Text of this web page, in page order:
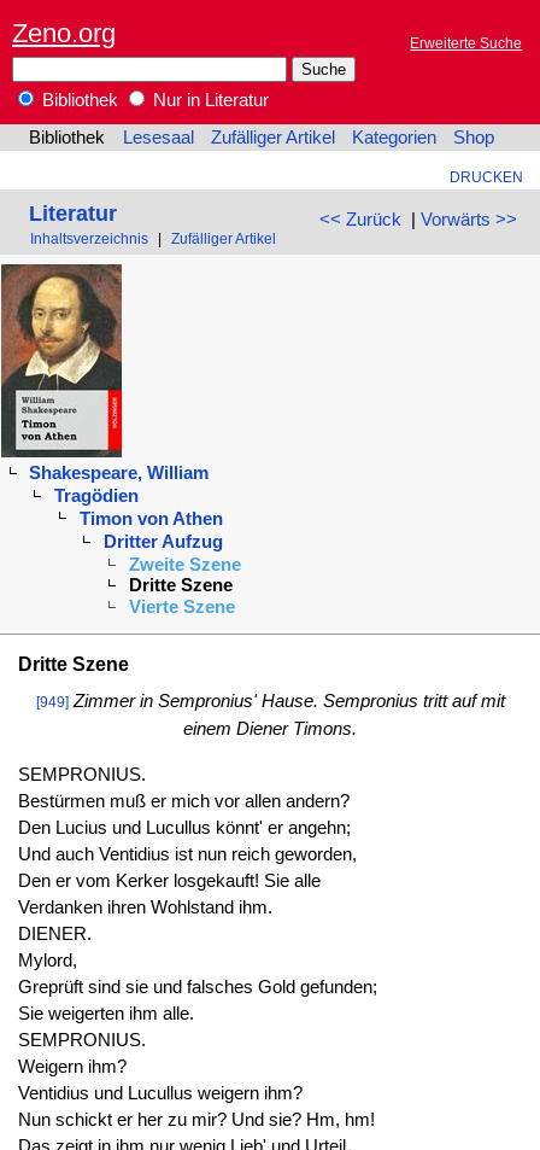
Zeno.org Erweiterte Suche
Bibliothek
Nur in Literatur
Bibliothek
Lesesaal Zufälliger Artikel Kategorien Shop
DRUCKEN
<< Zurück | Vorwärts >>
Literatur
Inhaltsverzeichnis Zufälliger Artikel
Shakespeare, William
Tragödien
Timon von Athen
Dritter Aufzug
Zweite Szene
Dritte Szene
Vierte Szene
Dritte Szene
[949] Zimmer in Sempronius' Hause. Sempronius tritt auf mit
einem Diener Timons.
SEMPRONIUS.
Bestürmen muß er mich vor allen andern?
Den Lucius und Lucullus könnt' er angehn;
Und auch Ventidius ist nun reich geworden,
Den er vom Kerker losgekauft! Sie alle
Verdanken ihren Wohlstand ihm.
DIENER.
Mylord,
Greprüft sind sie und falsches Gold gefunden;
Sie weigerten ihm alle.
SEMPRONIUS.
Weigern ihm?
Ventidius und Lucullus weigern ihm?
Nun schickt er her zu mir? Und sie? Hm, hm!
Das zeigt in ihm nur wenig Lieb' und Urteil.